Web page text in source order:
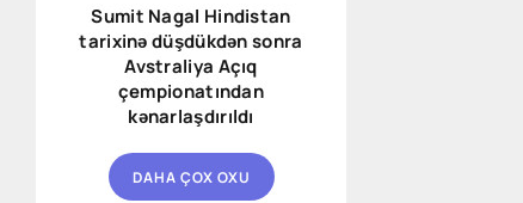
Sumit Nagal Hindistan
tarixinə düşdükdən sonra
Avstraliya Açıq
çempionatından
kənarlaşdırıldı
DAHA ÇOX OXU